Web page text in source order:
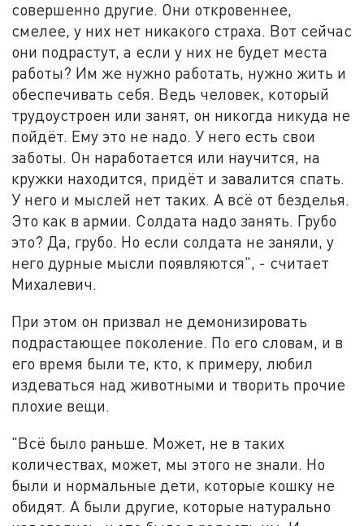
совершенно другие. Они откровеннее,
смелее, у них нет никакого страха. Вот сейчас
они подрастут, а если у них не будет места
работы? Им же нужно работать, нужно жить и
обеспечивать себя. Ведь человек, который
трудоустроен или занят, он никогда никуда не
пойдёт. Ему это не надо. У него есть свои
заботы. Он наработается или научится, на
кружки находится, придёт и завалится спать.
У него и мыслей нет таких. А всё от безделья.
Это как в армии. Солдата надо занять. Грубо
это? Да, грубо. Но если солдата не заняли, у
него дурные мысли появляются", - считает
Михалевич.
При этом он призвал не демонизировать
подрастающее поколение. По его словам, и в
его время были те, кто, к примеру, любил
издеваться над животными и творить прочие
плохие вещи.
"Всё было раньше. Может, не в таких
количествах, может, мы этого не знали. Но
были и нормальные дети, которые кошку не
обидят. А были другие, которые натурально